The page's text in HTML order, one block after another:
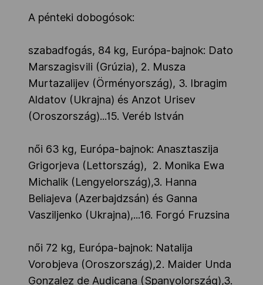
A pénteki dobogósok:
szabadfogás, 84 kg, Európa-bajnok: Dato
Marszagisvili (Grúzia), 2. Musza
Murtazalijev (Örményország), 3. Ibragim
Aldatov (Ukrajna) és Anzot Urisev
(Oroszország)...15. Veréb István
női 63 kg, Európa-bajnok: Anasztaszija
Grigorjeva (Lettország), 2. Monika Ewa
Michalik (Lengyelország),3. Hanna
Beliajeva (Azerbajdzsán) és Ganna
Vasziljenko (Ukrajna),...16. Forgó Fruzsina
női 72 kg, Európa-bajnok: Natalija
Vorobjeva (Oroszország),2. Maider Unda
Gonzalez de Audicana (Spanyolország),3.